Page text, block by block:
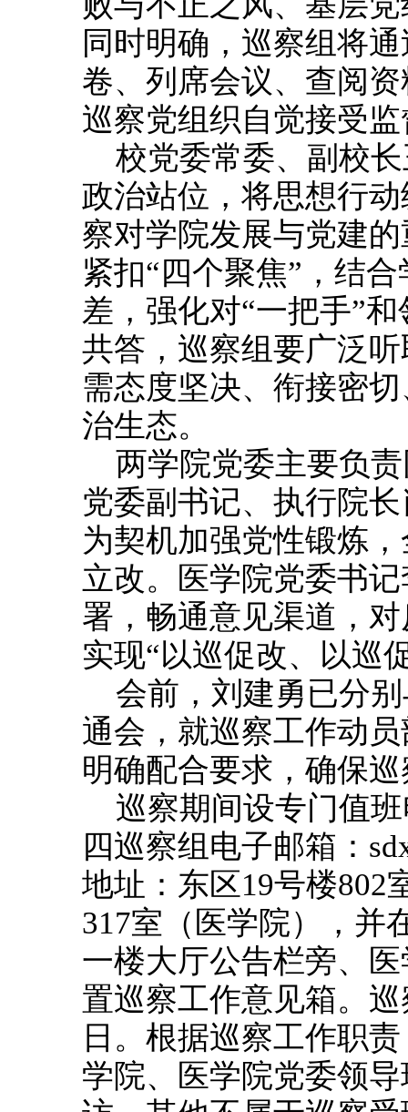
同时明确，巡察组将
卷、列席会议、查阅
巡察党组织自觉接受
校党委常委、副校
政治站位，将思想行
察对学院发展与党建
紧扣“四个聚焦”，结
差，强化对“一把手”
共答，巡察组要广泛
需态度坚决、衔接密
治生态。
两学院党委主要负
党委副书记、执行院
为契机加强党性锻炼
立改。医学院党委书
署，畅通意见渠道，
实现“以巡促改、以巡
会前，刘建勇已分
通会，就巡察工作动
明确配合要求，确保
巡察期间设专门值
四巡察组电子邮箱：
地址：东区19号楼802
317室（医学院），并
一楼大厅公告栏旁、
置巡察工作意见箱。
日。根据巡察工作职
学院、医学院党委领